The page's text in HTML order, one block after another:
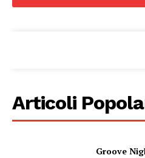
Canale TV 70/80/90
Articoli
Groove